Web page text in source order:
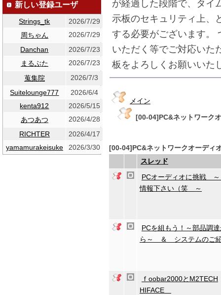
が経過した段階で、タイ
示板のセキュリティ上、
する必要がございます。
いただく等でご対応いた
板をよろしくお願いいた
メイン
[00-04]PC&ネットワーク
[00-04]PC&ネットワークオーディ
スレッド
PCオーディオに挑戦
情報下さい（笑 ～
PCを組もう！～部品調
ら～ ＆ システムのご
ｆoobar2000とM2TECH
HIFACE
新しい登録ユーザ
Strings_tk
2026/7/29
周ちゃん
2026/7/29
Danchan
2026/7/23
まるぶた
2026/7/23
蒐集院
2026/7/3
Suitelounge777
2026/6/4
kenta912
2026/5/15
あつあつ
2026/4/28
RICHTER
2026/4/17
yamamurakeisuke
2026/3/30